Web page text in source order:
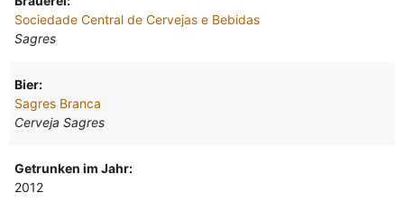
Sociedade Central de Cervejas e Bebidas
Sagres
Bier:
Sagres Branca
Cerveja Sagres
Getrunken im Jahr:
2012